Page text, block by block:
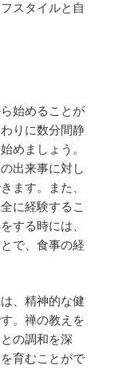
スタイルと自
始めることが
りに数分間静
めましょう。
出来事に対し
ます。また、
に経験するこ
する時には、
で、食事の経
、精神的な健
。禅の教えを
の調和を深
育むことがで